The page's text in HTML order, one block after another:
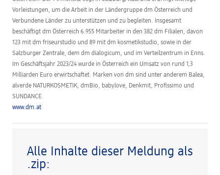
Vorleistungen, um die Arbeit in der Ländergruppe dm Österreich und
Verbundene Länder zu unterstützen und zu begleiten. Insgesamt
beschäftigt dm Österreich 6.955 Mitarbeiter in den 382 dm Filialen, davon
123 mit dm friseurstudio und 89 mit dm kosmetikstudio, sowie in der
Salzburger Zentrale, dem dm dialogicum, und im Verteilzentrum in Enns.
Im Geschäftsjahr 2023/24 wurde in Österreich ein Umsatz von rund 1,3
Milliarden Euro erwirtschaftet. Marken von dm sind unter anderem Balea,
alverde NATURKOSMETIK, dmBio, babylove, Denkmit, Profissimo und
SUNDANCE.
www.dm.at
Alle Inhalte dieser Meldung als
.zip: